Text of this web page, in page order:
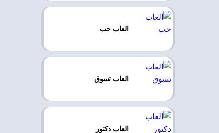
العاب حب
العاب تسوق
العاب دكتور